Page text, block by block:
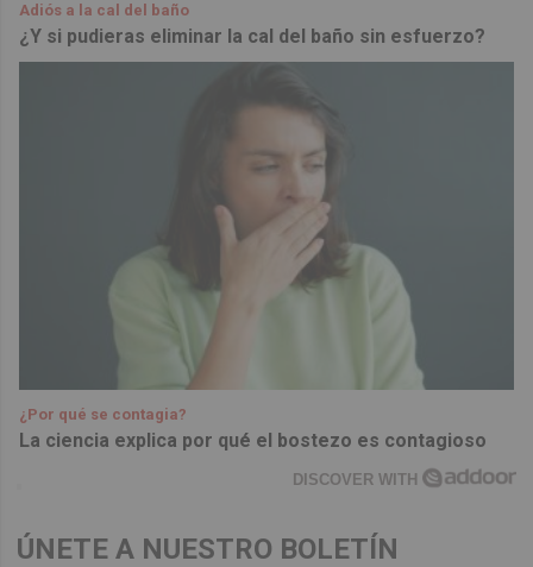
Adiós a la cal del baño
¿Y si pudieras eliminar la cal del baño sin esfuerzo?
¿Por qué se contagia?
La ciencia explica por qué el bostezo es contagioso
DISCOVER WITH
ÚNETE A NUESTRO BOLETÍN